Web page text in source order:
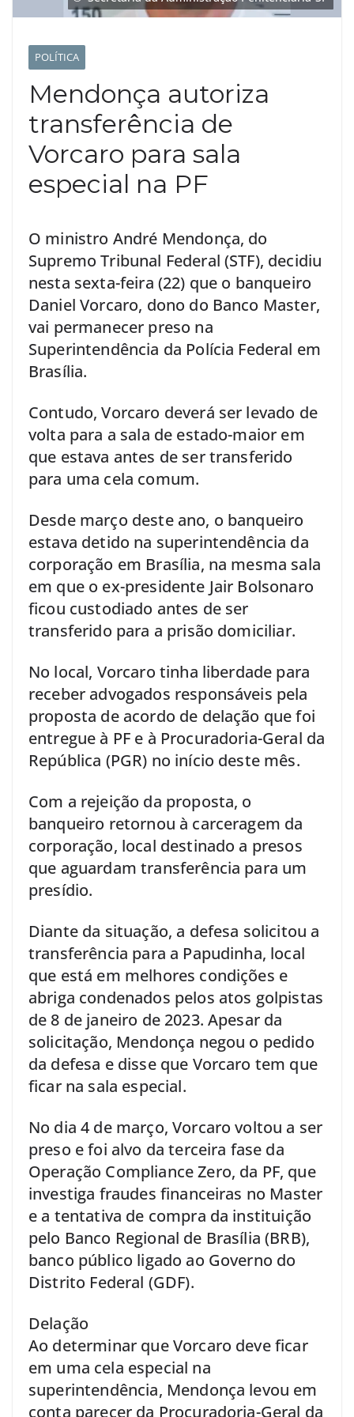
POLÍTICA
Mendonça autoriza
transferência de
Vorcaro para sala
especial na PF
O ministro André Mendonça, do
Supremo Tribunal Federal (STF), decidiu
nesta sexta-feira (22) que o banqueiro
Daniel Vorcaro, dono do Banco Master,
vai permanecer preso na
Superintendência da Polícia Federal em
Brasília.
Contudo, Vorcaro deverá ser levado de
volta para a sala de estado-maior em
que estava antes de ser transferido
para uma cela comum.
Desde março deste ano, o banqueiro
estava detido na superintendência da
corporação em Brasília, na mesma sala
em que o ex-presidente Jair Bolsonaro
ficou custodiado antes de ser
transferido para a prisão domiciliar.
No local, Vorcaro tinha liberdade para
receber advogados responsáveis pela
proposta de acordo de delação que foi
entregue à PF e à Procuradoria-Geral da
República (PGR) no início deste mês.
Com a rejeição da proposta, o
banqueiro retornou à carceragem da
corporação, local destinado a presos
que aguardam transferência para um
presídio.
Diante da situação, a defesa solicitou a
transferência para a Papudinha, local
que está em melhores condições e
abriga condenados pelos atos golpistas
de 8 de janeiro de 2023. Apesar da
solicitação, Mendonça negou o pedido
da defesa e disse que Vorcaro tem que
ficar na sala especial.
No dia 4 de março, Vorcaro voltou a ser
preso e foi alvo da terceira fase da
Operação Compliance Zero, da PF, que
investiga fraudes financeiras no Master
e a tentativa de compra da instituição
pelo Banco Regional de Brasília (BRB),
banco público ligado ao Governo do
Distrito Federal (GDF).
Delação
Ao determinar que Vorcaro deve ficar
em uma cela especial na
superintendência, Mendonça levou em
conta parecer da Procuradoria-Geral da